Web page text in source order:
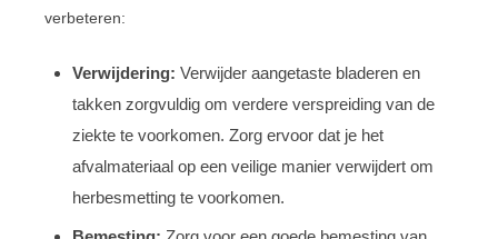
verbeteren:
Verwijdering: Verwijder aangetaste bladeren en
takken zorgvuldig om verdere verspreiding van de
ziekte te voorkomen. Zorg ervoor dat je het
afvalmateriaal op een veilige manier verwijdert om
herbesmetting te voorkomen.